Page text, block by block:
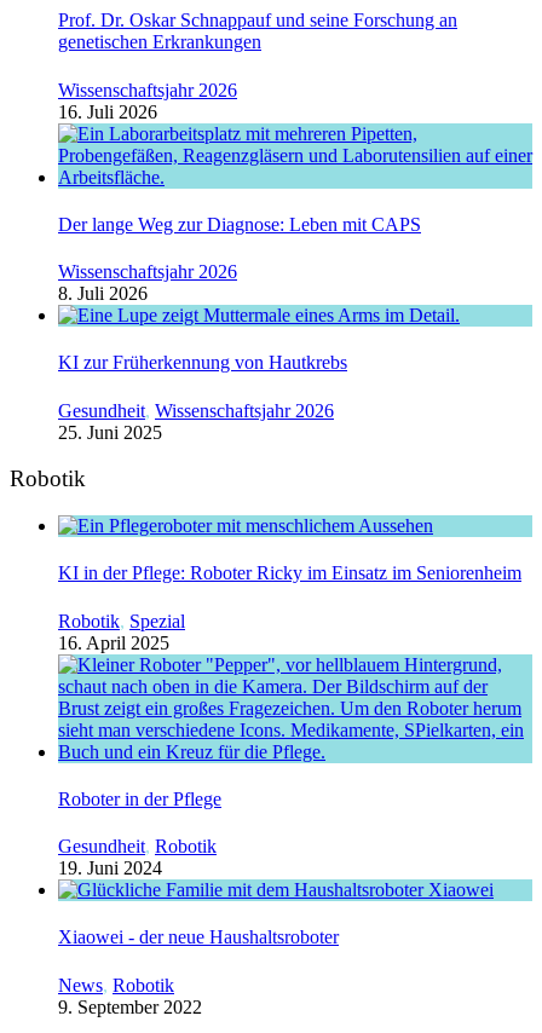
Prof. Dr. Oskar Schnappauf und seine Forschung an
genetischen Erkrankungen
Wissenschaftsjahr 2026
16. Juli 2026
Der lange Weg zur Diagnose: Leben mit CAPS
Wissenschaftsjahr 2026
8. Juli 2026
KI zur Früherkennung von Hautkrebs
Gesundheit, Wissenschaftsjahr 2026
25. Juni 2025
Robotik
KI in der Pflege: Roboter Ricky im Einsatz im Seniorenheim
Robotik, Spezial
16. April 2025
Roboter in der Pflege
Gesundheit, Robotik
19. Juni 2024
Xiaowei - der neue Haushaltsroboter
News, Robotik
9. September 2022